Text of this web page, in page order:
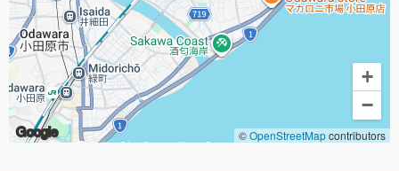
Google
+
−
©OpenStreetMapcontributors